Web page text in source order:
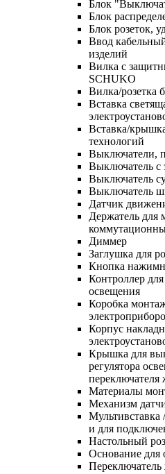
Блок
Блок
Блок розеток,
Ввод
изделий
Вилка с
SCHUKO
Вилка/розетка
Вставка
Вставка/
технологий
Выключатели,
Выключатель с
Выключатель
Выключатель
Датчик
Держатель для
Диммер
Заглушка для
Кнопка
Контроллер
освещения
Коробка
Корпус
Крышка для
регулятора
переключателя
Материалы
Механизм
Мультивставка
и для
Настольный
Основание для